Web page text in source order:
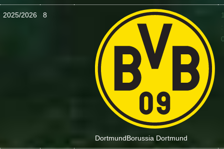
2025/2026 8
DortmundBorussia Dortmund
: